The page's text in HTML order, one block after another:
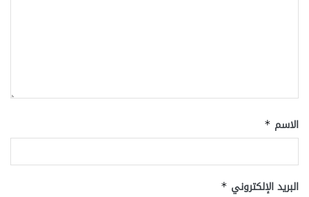
الاسم *
البريد الإلكتروني *